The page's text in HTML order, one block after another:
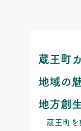
蔵王町
地域の
地方創
蔵王町を